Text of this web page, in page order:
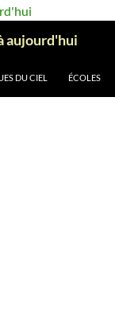
aujourd'hui
DU CIEL ÉCOLES